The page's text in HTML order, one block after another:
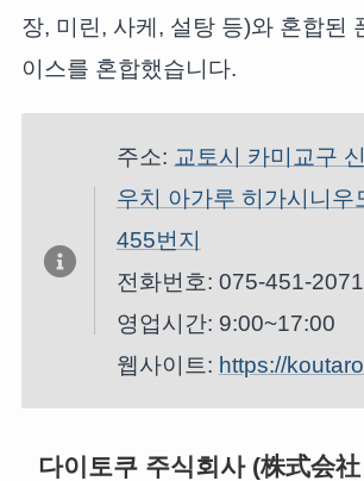
장, 미린, 사케, 설탕 등)와 혼합된
이스를 혼합했습니다.
주소: 교토시 카미교구
우치 아가루 히가시니우
455번지
전화번호: 075-451-2071
영업시간: 9:00~17:00
웹사이트: https://
다이토쿠 주식회사 (株式会